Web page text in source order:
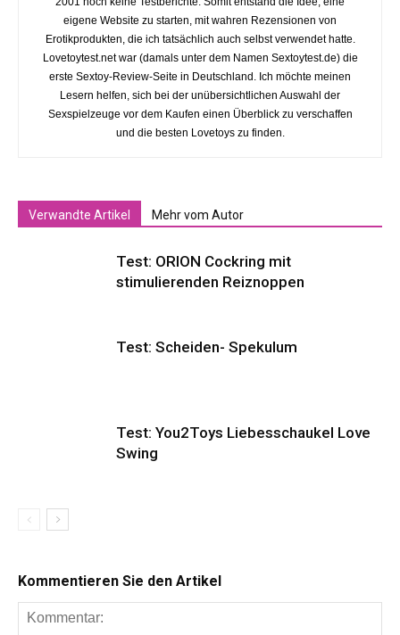
eigene Website zu starten, mit wahren Rezensionen von
Erotikprodukten, die ich tatsächlich auch selbst verwendet hatte.
Lovetoytest.net war (damals unter dem Namen Sextoytest.de) die
erste Sextoy-Review-Seite in Deutschland. Ich möchte meinen
Lesern helfen, sich bei der unübersichtlichen Auswahl der
Sexspielzeuge vor dem Kaufen einen Überblick zu verschaffen
und die besten Lovetoys zu finden.
Verwandte Artikel Mehr vom Autor
Test: ORION Cockring mit
stimulierenden Reiznoppen
Test: Scheiden- Spekulum
Test: You2Toys Liebesschaukel Love
Swing
Kommentieren Sie den Artikel